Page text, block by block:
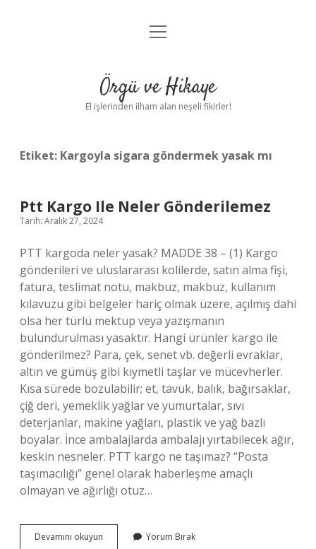
Anasayfa
Yasal Uyarı
menüyü
Örgü ve Hikaye
El işlerinden ilham alan neşeli fikirler!
Etiket: Kargoyla sigara göndermek yasak mı
Ptt Kargo Ile Neler Gönderilemez
Tarih: Aralık 27, 2024
PTT kargoda neler yasak? MADDE 38 – (1) Kargo
gönderileri ve uluslararası kolilerde, satın alma fişi,
fatura, teslimat notu, makbuz, makbuz, kullanım
kılavuzu gibi belgeler hariç olmak üzere, açılmış dahi
olsa her türlü mektup veya yazışmanın
bulundurulması yasaktır. Hangi ürünler kargo ile
gönderilmez? Para, çek, senet vb. değerli evraklar,
altın ve gümüş gibi kıymetli taşlar ve mücevherler.
Kısa sürede bozulabilir; et, tavuk, balık, bağırsaklar,
çiğ deri, yemeklik yağlar ve yumurtalar, sıvı
deterjanlar, makine yağları, plastik ve yağ bazlı
boyalar. İnce ambalajlarda ambalajı yırtabilecek ağır,
keskin nesneler. PTT kargo ne taşımaz? “Posta
taşımacılığı” genel olarak haberleşme amaçlı
olmayan ve ağırlığı otuz…
Devamını okuyun Yorum Bırak